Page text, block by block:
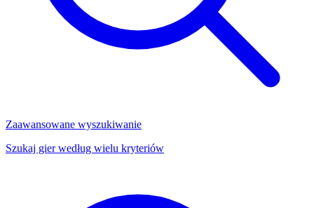
Zaawansowane wyszukiwanie
Szukaj gier według wielu kryteriów